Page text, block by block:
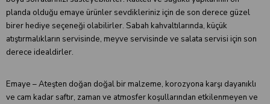
planda olduğu emaye ürünler sevdikleriniz için de son derece güzel
birer hediye seçeneği olabilirler. Sabah kahvaltılarında, küçük
atıştırmalıkların servisinde, meyve servisinde ve salata servisi için son
derece idealdirler.
Emaye – Ateşten doğan doğal bir malzeme, korozyona karşı dayanıklı
ve cam kadar saftır, zaman ve atmosfer koşullarından etkilenmeyen ve